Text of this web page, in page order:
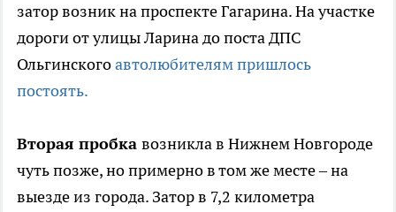
затор возник на проспекте Гагарина. На участке
дороги от улицы Ларина до поста ДПС
Ольгинскогоавтолюбителям пришлось
постоять.
Вторая пробка возникла в Нижнем Новгороде
чуть позже, но примерно в том же месте – на
выезде из города. Затор в 7,2 километра